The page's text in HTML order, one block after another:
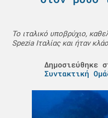
Το ιταλικό υποβρύχιο,
Spezia Ιταλίας και ήταν
Δημοσιεύθηκε
Συντακτική